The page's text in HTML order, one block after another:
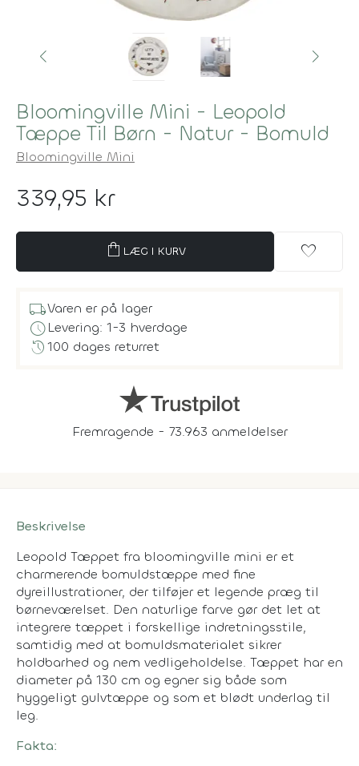
Bloomingville Mini - Leopold
Tæppe Til Børn - Natur - Bomuld
Bloomingville Mini
339,95 kr
shopping_bag LÆG I KURV favorite
local_shippingVaren er på lager
scheduleLevering: 1-3 hverdage
history100 dages returret
Fremragende - 73.963 anmeldelser
Beskrivelse
Leopold Tæppet fra bloomingville mini er et
charmerende bomuldstæppe med fine
dyreillustrationer, der tilføjer et legende præg til
børneværelset. Den naturlige farve gør det let at
integrere tæppet i forskellige indretningsstile,
samtidig med at bomuldsmaterialet sikrer
holdbarhed og nem vedligeholdelse. Tæppet har en
diameter på 130 cm og egner sig både som
hyggeligt gulvtæppe og som et blødt underlag til
leg.
Fakta: